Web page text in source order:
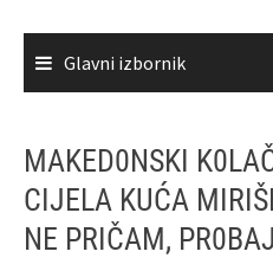
Glavni izbornik
MAKED0NSKI
CIJELA KUĆA
NE PRIČAM,